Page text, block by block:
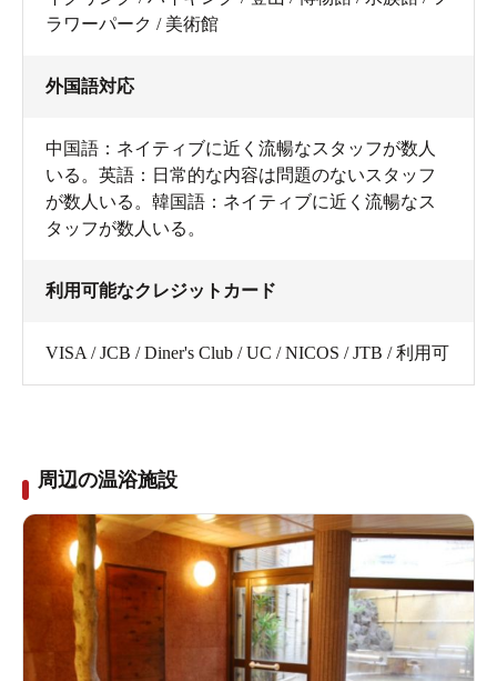
ラワーパーク / 美術館
外国語対応
中国語：ネイティブに近く流暢なスタッフが数人
いる。英語：日常的な内容は問題のないスタッフ
が数人いる。韓国語：ネイティブに近く流暢なス
タッフが数人いる。
利用可能なクレジットカード
VISA / JCB / Diner's Club / UC / NICOS / JTB / 利用可
周辺の温浴施設